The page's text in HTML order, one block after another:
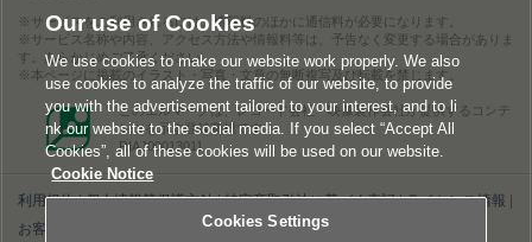
サービスをご利用されるには、情報料のほかに通信料が必要になります。
サービス名称や内容、アクセス方法や情報料等は、予告なく変更する場合がありま
す。あらかじめご了承ください。
本ページに掲載のイラスト・写真・文章の無断複写及び転載を禁じます。
このエルマークは、レコード会社・映像製作会社が提供するコンテ
ンツを示す登録商標です。
RIAJ00013011
利用規約|個人情報等保護方針|特定商取引法に基づく表記|ライセンス情報
お客様情報の外部送信について|Cookies Settings
Our use of Cookies
We use cookies to make our website work properly. We also
use cookies to analyze the traffic of our website, to provide
you with the advertisement tailored to your interest, and to li
nk our website to the social media. If you select “Accept All
Cookies”, all of these cookies will be used on our website.
Cookie Notice
Cookies Settings